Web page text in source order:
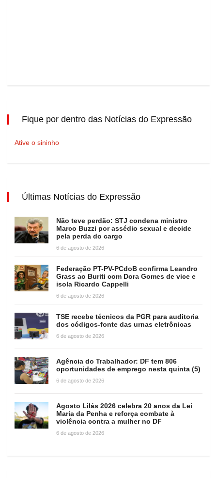
Fique por dentro das Notícias do Expressão
Ative o sininho
Últimas Notícias do Expressão
Não teve perdão: STJ condena ministro
Marco Buzzi por assédio sexual e decide
pela perda do cargo
6 de agosto de 2026
Federação PT-PV-PCdoB confirma Leandro
Grass ao Buriti com Dora Gomes de vice e
isola Ricardo Cappelli
6 de agosto de 2026
TSE recebe técnicos da PGR para auditoria
dos códigos-fonte das urnas eletrônicas
6 de agosto de 2026
Agência do Trabalhador: DF tem 806
oportunidades de emprego nesta quinta (5)
6 de agosto de 2026
Agosto Lilás 2026 celebra 20 anos da Lei
Maria da Penha e reforça combate à
violência contra a mulher no DF
6 de agosto de 2026